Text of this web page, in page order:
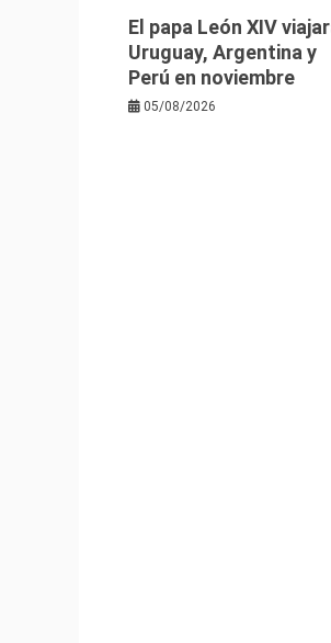
El papa León XIV
Uruguay, Argentina y
Perú en noviembre
05/08/2026